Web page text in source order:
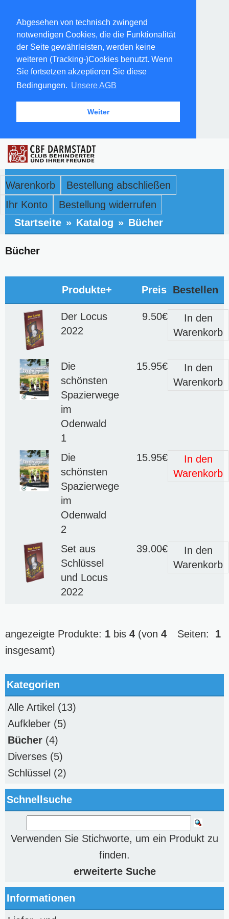
Abgesehen von technisch zwingend
notwendigen Cookies, die die Funktionalität
der Seite gewährleisten, werden keine
weiteren (Tracking-)Cookies benutzt. Wenn
Sie fortsetzen akzeptieren Sie diese
Bedingungen. Unsere AGB
Weiter
Warenkorb
Bestellung abschließen
Ihr Konto
Bestellung widerrufen
Startseite » Katalog » Bücher
Bücher
Produkte+ Preis Bestellen
Der Locus
2022
9.50€
In den
Warenkorb
Die
schönsten
Spazierwege
im
Odenwald
1
15.95€
In den
Warenkorb
Die
schönsten
Spazierwege
im
Odenwald
2
15.95€
In den
Warenkorb
Set aus
Schlüssel
und Locus
2022
39.00€
In den
Warenkorb
Seiten: 1
angezeigte Produkte: 1 bis 4 (von 4
insgesamt)
Kategorien
Alle Artikel (13)
Aufkleber (5)
Bücher (4)
Diverses (5)
Schlüssel (2)
Schnellsuche
Verwenden Sie Stichworte, um ein Produkt zu
finden.
erweiterte Suche
Informationen